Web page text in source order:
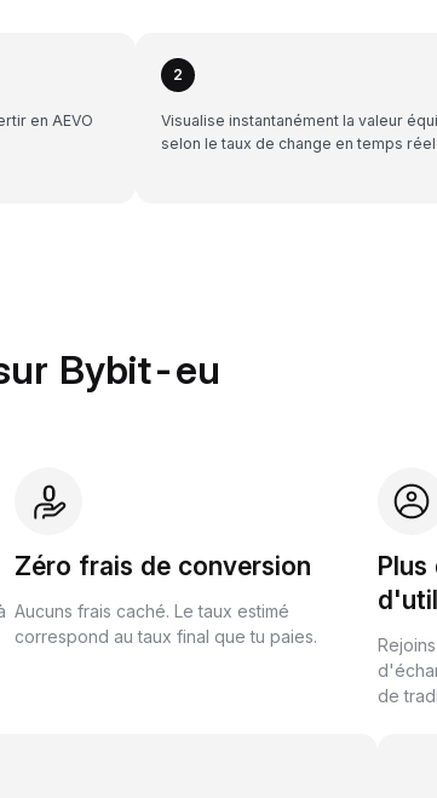
en AEVO
2
Visualise instantanément la valeur
selon le taux de change en temps réel
Bybit-eu
Zéro frais de conversion
Aucuns frais caché. Le taux estimé
correspond au taux final que tu paies.
Plus
de